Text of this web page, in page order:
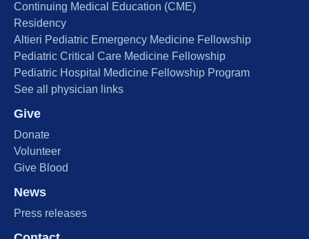
Continuing Medical Education (CME)
Residency
Altieri Pediatric Emergency Medicine Fellowship
Pediatric Critical Care Medicine Fellowship
Pediatric Hospital Medicine Fellowship Program
See all physician links
Give
Donate
Volunteer
Give Blood
News
Press releases